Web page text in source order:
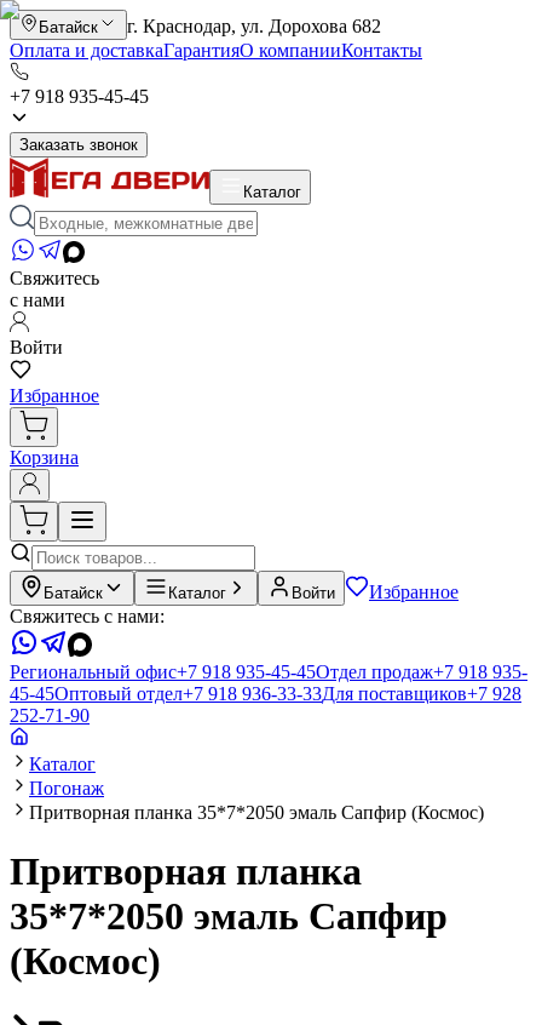
Батайск
г. Краснодар, ул. Дорохова 682
Оплата и доставкаГарантияО компанииКонтакты
+7 918 935-45-45
Заказать звонок
Каталог
Свяжитесь
с нами
Войти
Избранное
Корзина
Батайск Каталог Войти
Избранное
Свяжитесь с нами:
Региональный офис+7 918 935-45-45Отдел продаж+7 918 935-
45-45Оптовый отдел+7 918 936-33-33Для поставщиков+7 928
252-71-90
Каталог
Погонаж
Притворная планка 35*7*2050 эмаль Сапфир (Космос)
Притворная планка
35*7*2050 эмаль Сапфир
(Космос)